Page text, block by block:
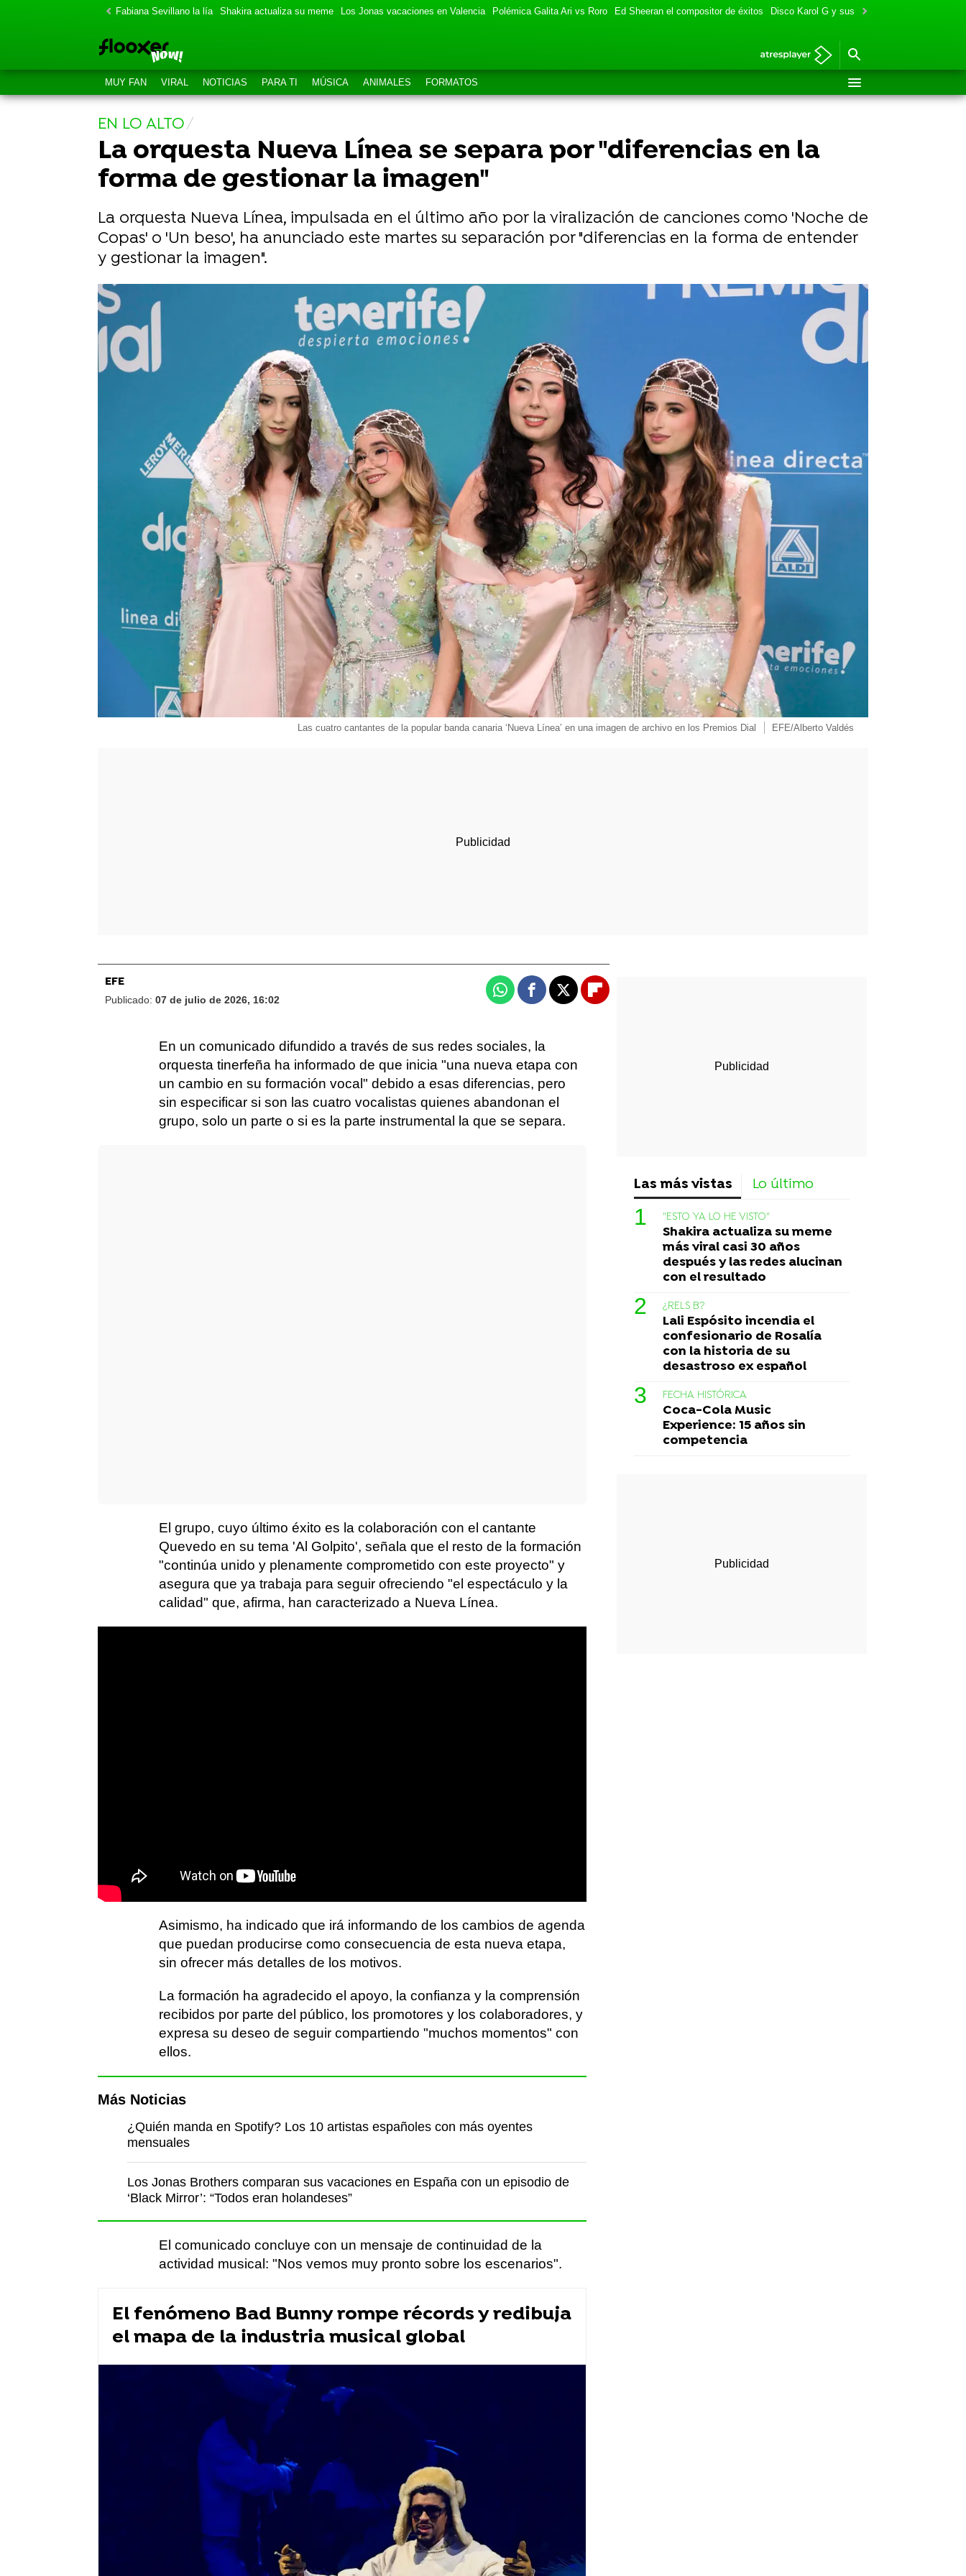
Fabiana Sevillano la lía Shakira actualiza su meme Los Jonas vacaciones en Valencia Polémica Galita Ari vs Roro Ed Sheeran el compositor de éxitos Disco Karol G y sus colaboraciones
MUY FAN VIRAL NOTICIAS PARA TI MÚSICA ANIMALES FORMATOS
EN LO ALTO
La orquesta Nueva Línea se separa por "diferencias en la
forma de gestionar la imagen"
La orquesta Nueva Línea, impulsada en el último año por la viralización de canciones como 'Noche de
Copas' o 'Un beso', ha anunciado este martes su separación por "diferencias en la forma de entender
y gestionar la imagen".
Las cuatro cantantes de la popular banda canaria ‘Nueva Línea’ en una imagen de archivo en los Premios Dial EFE/Alberto Valdés
EFE
Publicado: 07 de julio de 2026, 16:02 WhatsappFacebook
X Flipboard
En un comunicado difundido a través de sus redes sociales, la
orquesta tinerfeña ha informado de que inicia "una nueva etapa con
un cambio en su formación vocal" debido a esas diferencias, pero
sin especificar si son las cuatro vocalistas quienes abandonan el
grupo, solo un parte o si es la parte instrumental la que se separa.
El grupo, cuyo último éxito es la colaboración con el cantante
Quevedo en su tema 'Al Golpito', señala que el resto de la formación
"continúa unido y plenamente comprometido con este proyecto" y
asegura que ya trabaja para seguir ofreciendo "el espectáculo y la
calidad" que, afirma, han caracterizado a Nueva Línea.
Asimismo, ha indicado que irá informando de los cambios de agenda
que puedan producirse como consecuencia de esta nueva etapa,
sin ofrecer más detalles de los motivos.
La formación ha agradecido el apoyo, la confianza y la comprensión
recibidos por parte del público, los promotores y los colaboradores, y
expresa su deseo de seguir compartiendo "muchos momentos" con
ellos.
Más Noticias
¿Quién manda en Spotify? Los 10 artistas españoles con más oyentes
mensuales
Los Jonas Brothers comparan sus vacaciones en España con un episodio de
‘Black Mirror’: “Todos eran holandeses”
El comunicado concluye con un mensaje de continuidad de la
actividad musical: "Nos vemos muy pronto sobre los escenarios".
El fenómeno Bad Bunny rompe récords y redibuja
el mapa de la industria musical global
Las más vistas Lo último
"ESTO YA LO HE VISTO"
Shakira actualiza su meme
más viral casi 30 años
después y las redes alucinan
con el resultado
¿RELS B?
Lali Espósito incendia el
confesionario de Rosalía
con la historia de su
desastroso ex español
FECHA HISTÓRICA
Coca-Cola Music
Experience: 15 años sin
competencia